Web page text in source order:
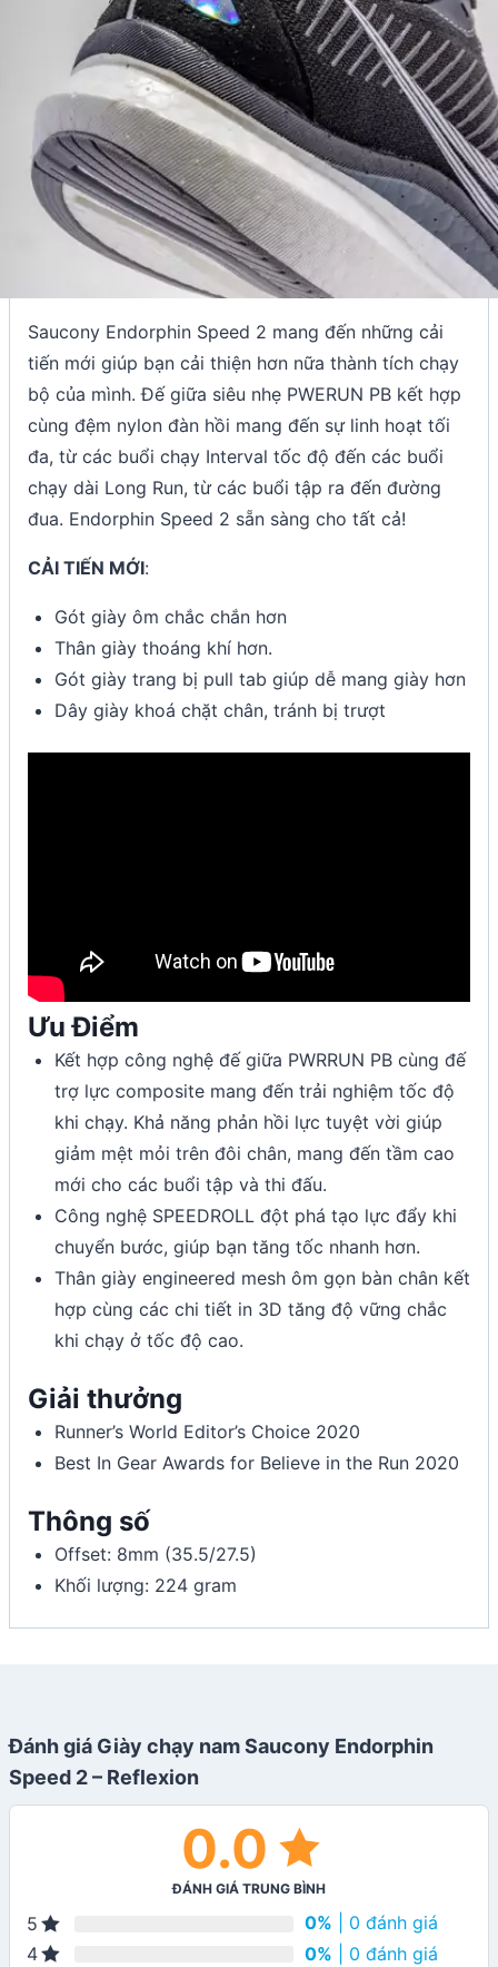
Saucony Endorphin Speed 2 mang đến những cải
tiến mới giúp bạn cải thiện hơn nữa thành tích chạy
bộ của mình. Đế giữa siêu nhẹ PWERUN PB kết hợp
cùng đệm nylon đàn hồi mang đến sự linh hoạt tối
đa, từ các buổi chạy Interval tốc độ đến các buổi
chạy dài Long Run, từ các buổi tập ra đến đường
đua. Endorphin Speed 2 sẵn sàng cho tất cả!
CẢI TIẾN MỚI:
Gót giày ôm chắc chắn hơn
Thân giày thoáng khí hơn.
Gót giày trang bị pull tab giúp dễ mang giày hơn
Dây giày khoá chặt chân, tránh bị trượt
Ưu Điểm
Kết hợp công nghệ đế giữa PWRRUN PB cùng đế
trợ lực composite mang đến trải nghiệm tốc độ
khi chạy. Khả năng phản hồi lực tuyệt vời giúp
giảm mệt mỏi trên đôi chân, mang đến tầm cao
mới cho các buổi tập và thi đấu.
Công nghệ SPEEDROLL đột phá tạo lực đẩy khi
chuyển bước, giúp bạn tăng tốc nhanh hơn.
Thân giày engineered mesh ôm gọn bàn chân kết
hợp cùng các chi tiết in 3D tăng độ vững chắc
khi chạy ở tốc độ cao.
Giải thưởng
Runner’s World Editor’s Choice 2020
Best In Gear Awards for Believe in the Run 2020
Thông số
Offset: 8mm (35.5/27.5)
Khối lượng: 224 gram
Đánh giá Giày chạy nam Saucony Endorphin
Speed 2 – Reflexion
0.0
ĐÁNH GIÁ TRUNG BÌNH
5 0% | 0 đánh giá
4
0% | 0 đánh giá